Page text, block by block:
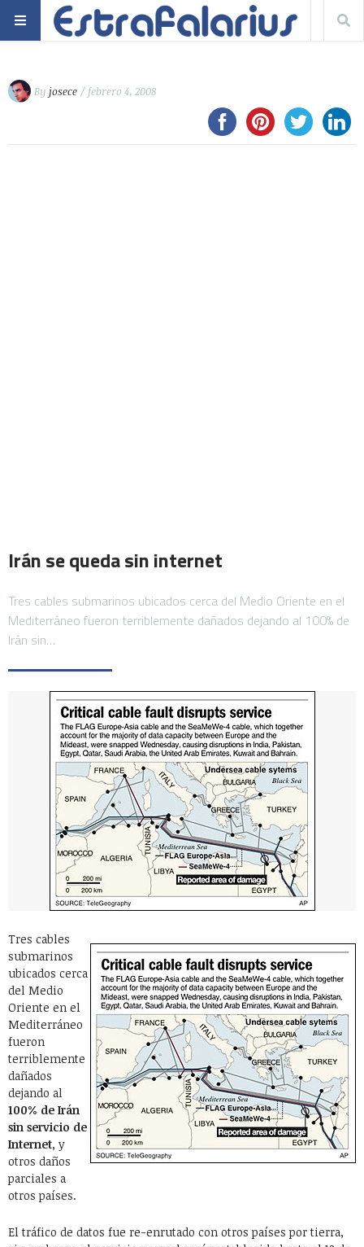
By josece / febrero 4, 2008
Irán se queda sin internet
Tres cables submarinos ubicados cerca del Medio Oriente en el
Mediterráneo fueron terriblemente dañados dejando al 100% de
Irán sin…
Tres cables
submarinos
ubicados cerca
del Medio
Oriente en el
Mediterráneo
fueron
terriblemente
dañados
dejando al
100% de Irán
sin servicio de
Internet, y
otros daños
parciales a
otros países.
El tráfico de datos fue re-enrutado con otros países por tierra,